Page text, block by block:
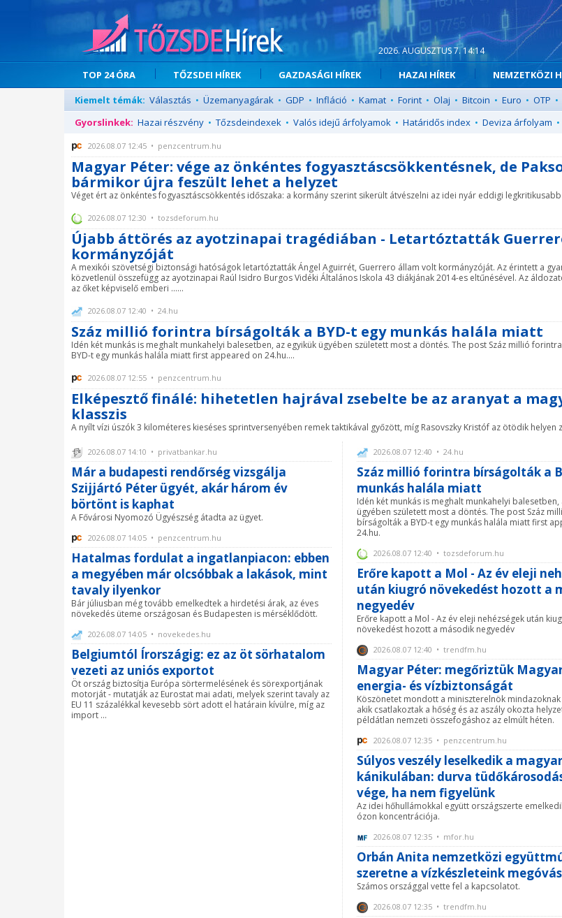
2026. AUGUSZTUS 7. 14:14
TOP 24 ÓRA TŐZSDEI HÍREK GAZDASÁGI HÍREK HAZAI HÍREK NEMZETKÖZI
Kiemelt témák: Választás • Üzemanyagárak • GDP • Infláció • Kamat • Forint • Olaj • Bitcoin • Euro • OTP •
Gyorslinkek: Hazai részvény • Tőzsdeindexek • Valós idejű árfolyamok • Határidős index • Deviza árfolyam •
2026.08.07 12:45 • penzcentrum.hu
Magyar Péter: vége az önkéntes fogyasztáscsökkentésnek, de
bármikor újra feszült lehet a helyzet
Véget ért az önkéntes fogyasztáscsökkentés időszaka: a kormány szerint sikerült átvészelni az idei nyár eddigi
2026.08.07 12:30 • tozsdeforum.hu
Újabb áttörés az ayotzinapai tragédiában - Letartóztatták
kormányzóját
A mexikói szövetségi biztonsági hatóságok letartóztatták Ángel Aguirrét, Guerrero állam volt kormányzóját. Az érintett a
közvetlenül összefügg az ayotzinapai Raúl Isidro Burgos Vidéki Általános Iskola 43 diákjának 2014-es eltűnésével. Az
az őket képviselő emberi ......
2026.08.07 12:40 • 24.hu
Száz millió forintra bírságolták a BYD-t egy munkás halála miatt
Idén két munkás is meghalt munkahelyi balesetben, az egyikük ügyében született most a döntés. The post Száz millió
BYD-t egy munkás halála miatt first appeared on 24.hu....
2026.08.07 12:55 • penzcentrum.hu
Elképesztő finálé: hihetetlen hajrával zsebelte be az aranyat a
klasszis
A nyílt vízi úszók 3 kilométeres kieséses sprintversenyében remek taktikával győzött, míg Rasovszky Kristóf az ötödik helyen
2026.08.07 14:10 • privatbankar.hu
Már a budapesti rendőrség vizsgálja
Szijjártó Péter ügyét, akár három év
börtönt is kaphat
A Fővárosi Nyomozó Ügyészség átadta az ügyet.
2026.08.07 14:05 • penzcentrum.hu
Hatalmas fordulat a ingatlanpiacon: ebben
a megyében már olcsóbbak a lakások, mint
tavaly ilyenkor
Bár júliusban még tovább emelkedtek a hirdetési árak, az éves
növekedés üteme országosan és Budapesten is mérséklődött.
2026.08.07 14:05 • novekedes.hu
Belgiumtól Írországig: ez az öt sörhatalom
vezeti az uniós exportot
Öt ország biztosítja Európa sörtermelésének és sörexportjának
motorját - mutatják az Eurostat mai adati, melyek szerint tavaly az
EU 11 százalékkal kevesebb sört adott el határain kívülre, míg az
import ...
2026.08.07 12:40 • 24.hu
Száz millió forintra bírságolták a
munkás halála miatt
Idén két munkás is meghalt munkahelyi balesetben,
ügyében született most a döntés. The post Száz
bírságolták a BYD-t egy munkás halála miatt first
24.hu.
2026.08.07 12:40 • tozsdeforum.hu
Erőre kapott a Mol - Az év eleji
után kiugró növekedést hozott a
negyedév
Erőre kapott a Mol - Az év eleji nehézségek után
növekedést hozott a második negyedév
2026.08.07 12:40 • trendfm.hu
Magyar Péter: megőriztük
energia- és vízbiztonságát
Köszönetet mondott a miniszterelnök
akik csatlakoztak a hőség és az aszály okozta
példátlan nemzeti összefogáshoz az elmúlt héten.
2026.08.07 12:35 • penzcentrum.hu
Súlyos veszély leselkedik a
kánikulában: durva
vége, ha nem figyelünk
Az idei hőhullámokkal együtt országszerte
ózon koncentrációja.
2026.08.07 12:35 • mfor.hu
Orbán Anita nemzetközi
szeretne a vízkészleteink
Számos országgal vette fel a kapcsolatot.
2026.08.07 12:35 • trendfm.hu